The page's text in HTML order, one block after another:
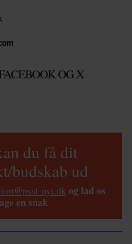
OG X
du få dit
budskab ud
nyt.dk og lad os
en snak